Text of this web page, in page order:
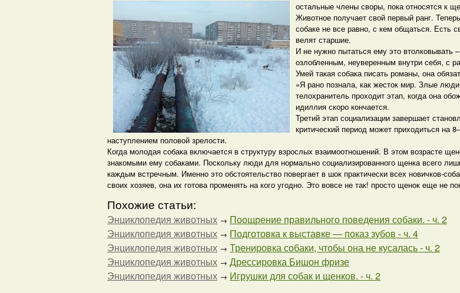
остальные члены своры, пока относятся к
Животное получает свой первый ранг.
собаке не все равно, с кем общаться. Есть
велят старшие.
И не нужно пытаться ему это втолковывать
озлобленным, неуверенным внутри себя, с
Умей такая собака писать романы, она
«Я рано познала, как жесток мир. Злые
телохранитель проходит этап, когда она
идиллия скоро кончается.
Третий этап социализации завершает
критический период может приходиться на
наступлением половой зрелости.
Когда молодая собака включается в структуру взрослых взаимоотношений. В этом возрасте
знакомыми ему собаками. Поскольку люди для нормально социализированного щенка всего
каждым встречным. Именно это обстоятельство повергает в шок практически всех новичков-
своих хозяев, она их готова променять на кого угодно. Это вовсе не так! просто щенок еще не
Похожие статьи:
Энциклопедия животных → Поощрение правильного поведения собаки. - ч. 2
Энциклопедия животных → Подготовка к выставке — показ зубов - ч. 4
Энциклопедия животных → Тренировка собаки, чтобы она не кусалась - ч. 2
Энциклопедия животных → Дрессировка Бишон фризе
Энциклопедия животных → Игрушки для собак и щенков. - ч. 2